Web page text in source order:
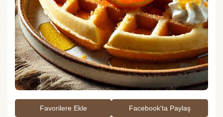
Favorilere Ekle Facebook'ta Paylaş